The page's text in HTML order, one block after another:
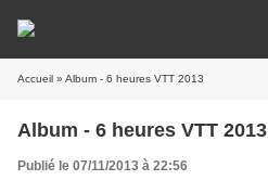
Accueil » Album - 6 heures VTT 2013
Album - 6 heures VTT 2013
Publié le 07/11/2013 à 22:56